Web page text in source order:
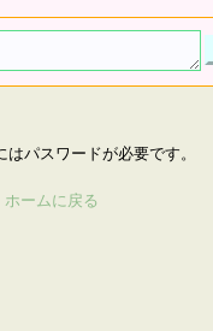
パスワードが必要です。
ホームに戻る